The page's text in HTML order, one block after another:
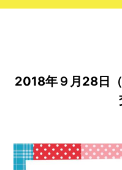
2018年９月28日